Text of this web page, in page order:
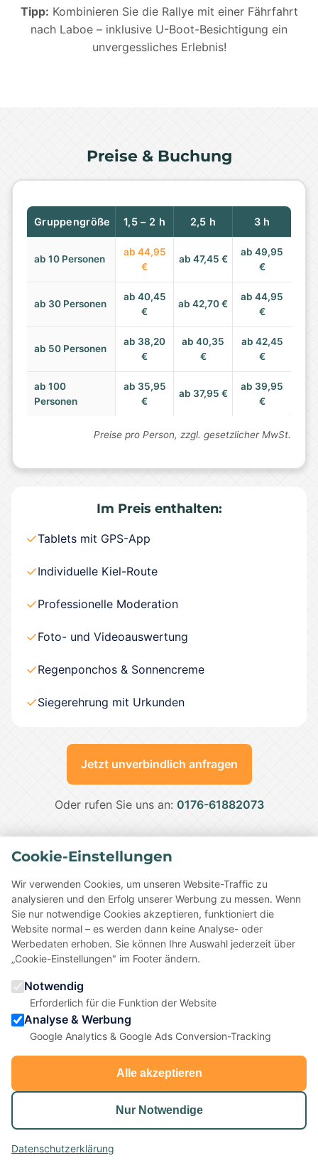
Tipp: Kombinieren Sie die Rallye mit einer Fährfahrt
nach Laboe – inklusive U-Boot-Besichtigung ein
unvergessliches Erlebnis!
Preise & Buchung
Gruppengröße 1,5 – 2 h 2,5 h 3 h
ab 10 Personen
ab 44,95
€
ab 47,45 €
ab 49,95
€
ab 30 Personen
ab 40,45
€
ab 42,70 €
ab 44,95
€
ab 50 Personen
ab 38,20
€
ab 40,35
€
ab 42,45
€
ab 100
Personen
ab 35,95
€
ab 37,95 €
ab 39,95
€
Preise pro Person, zzgl. gesetzlicher MwSt.
Im Preis enthalten:
✓Tablets mit GPS-App
✓Individuelle Kiel-Route
✓Professionelle Moderation
✓Foto- und Videoauswertung
✓Regenponchos & Sonnencreme
✓Siegerehrung mit Urkunden
Jetzt unverbindlich anfragen
Oder rufen Sie uns an: 0176-61882073
Weitere Teamevents in Kiel
Schottische Wettkämpfe für Ihr Team
Cookie-Einstellungen
Wir verwenden Cookies, um unseren Website-Traffic zu
analysieren und den Erfolg unserer Werbung zu messen. Wenn
Sie nur notwendige Cookies akzeptieren, funktioniert die
Website normal – es werden dann keine Analyse- oder
Werbedaten erhoben. Sie können Ihre Auswahl jederzeit über
„Cookie-Einstellungen" im Footer ändern.
Notwendig
Erforderlich für die Funktion der Website
Analyse & Werbung
Google Analytics & Google Ads Conversion-Tracking
Alle akzeptieren
Nur Notwendige
Datenschutzerklärung